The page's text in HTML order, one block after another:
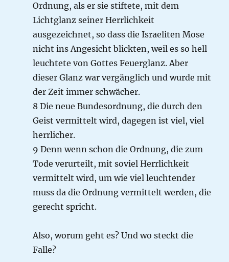
Ordnung, als er sie stiftete, mit dem
Lichtglanz seiner Herrlichkeit
ausgezeichnet, so dass die Israeliten Mose
nicht ins Angesicht blickten, weil es so hell
leuchtete von Gottes Feuerglanz. Aber
dieser Glanz war vergänglich und wurde mit
der Zeit immer schwächer.
8 Die neue Bundesordnung, die durch den
Geist vermittelt wird, dagegen ist viel, viel
herrlicher.
9 Denn wenn schon die Ordnung, die zum
Tode verurteilt, mit soviel Herrlichkeit
vermittelt wird, um wie viel leuchtender
muss da die Ordnung vermittelt werden, die
gerecht spricht.
Also, worum geht es? Und wo steckt die
Falle?